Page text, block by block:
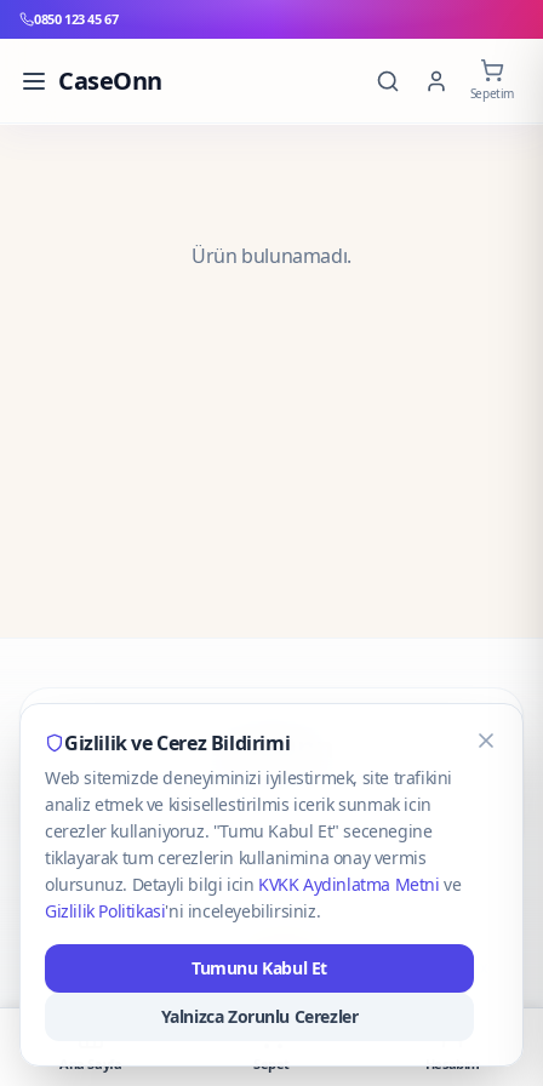
0850 123 45 67
CaseOnn Sepetim
Ürün bulunamadı.
CaseOnn
© 2025 CaseOnn. Tüm hakları saklıdır.
VISA Mastercard
Gizlilik ve Cerez Bildirimi
Web sitemizde deneyiminizi iyilestirmek, site trafikini
analiz etmek ve kisisellestirilmis icerik sunmak icin
cerezler kullaniyoruz. "Tumu Kabul Et" secenegine
tiklayarak tum cerezlerin kullanimina onay vermis
olursunuz. Detayli bilgi icin KVKK Aydinlatma Metni ve
Gizlilik Politikasi'ni inceleyebilirsiniz.
Tumunu Kabul Et
Yalnizca Zorunlu Cerezler
Ana Sayfa Sepet Hesabım